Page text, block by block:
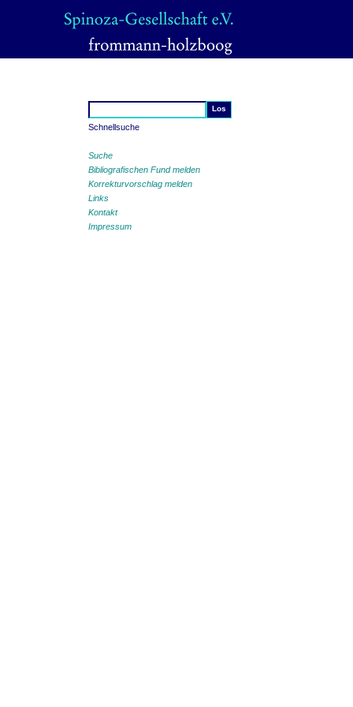
Schnellsuche
Suche
Bibliografischen Fund melden
Korrekturvorschlag melden
Links
Kontakt
Impressum